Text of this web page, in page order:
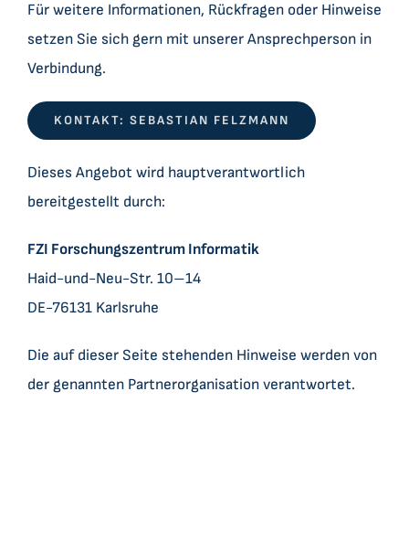
Für weitere Informationen, Rückfragen oder Hinweise
setzen Sie sich gern mit unserer Ansprechperson in
Verbindung.
KONTAKT: SEBASTIAN FELZMANN
Dieses Angebot wird hauptverantwortlich
bereitgestellt durch:
FZI Forschungszentrum Informatik
Haid-und-Neu-Str. 10–14
DE-76131 Karlsruhe
Die auf dieser Seite stehenden Hinweise werden von
der genannten Partnerorganisation verantwortet.